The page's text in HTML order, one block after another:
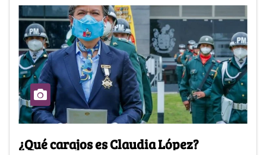
¿Qué carajos es Claudia López?